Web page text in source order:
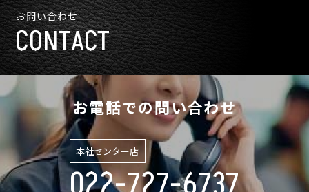
お問い合わせ
CONTACT
お電話での問い合わせ
本社センター店